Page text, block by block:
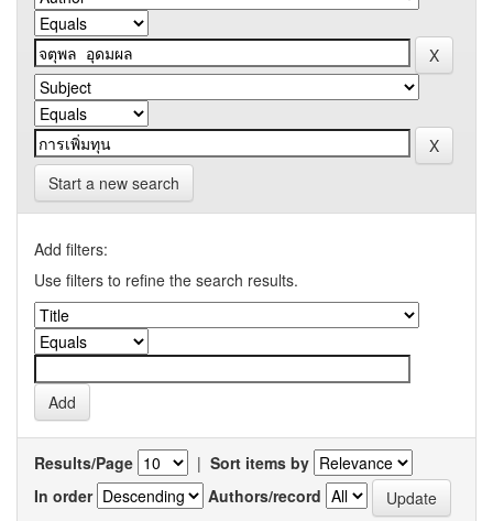
Start a new search
Add filters:
Use filters to refine the search results.
Results/Page | Sort items by
In order
Authors/record